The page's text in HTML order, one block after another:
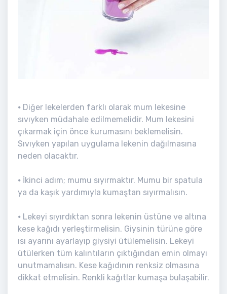
⦁ Diğer lekelerden farklı olarak mum lekesine
sıvıyken müdahale edilmemelidir. Mum lekesini
çıkarmak için önce kurumasını beklemelisin.
Sıvıyken yapılan uygulama lekenin dağılmasına
neden olacaktır.
⦁ İkinci adım; mumu sıyırmaktır. Mumu bir spatula
ya da kaşık yardımıyla kumaştan sıyırmalısın.
⦁ Lekeyi sıyırdıktan sonra lekenin üstüne ve altına
kese kağıdı yerleştirmelisin. Giysinin türüne göre
ısı ayarını ayarlayıp giysiyi ütülemelisin. Lekeyi
ütülerken tüm kalıntıların çıktığından emin olmayı
unutmamalısın. Kese kağıdının renksiz olmasına
dikkat etmelisin. Renkli kağıtlar kumaşa bulaşabilir.